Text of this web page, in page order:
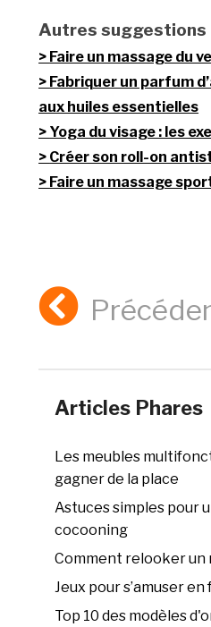
Autres suggestions
Faire un massage du
Fabriquer un parfum
aux huiles essentielles
Yoga du visage : les
Créer son roll-on
Faire un massage
Articles Phares
Les meubles
gagner de la place
Astuces simples pour
cocooning
Comment relooker un
Jeux pour s’amuser
Top 10 des modèles